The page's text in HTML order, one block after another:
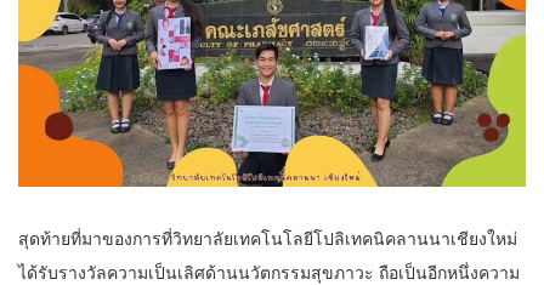
สุดท้ายที่มาของการที่วิทยาลัยเทคโนโลยีโปลิเทคนิคลานนาเชียงใหม่
ได้รับรางวัลความเป็นเลิศด้านนวัตกรรมสุขภาวะ ถือเป็นอีกหนึ่งความ